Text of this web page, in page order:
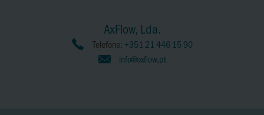
AxFlow, Lda.
Telefone: +351 21 446 15 90
info@axflow.pt